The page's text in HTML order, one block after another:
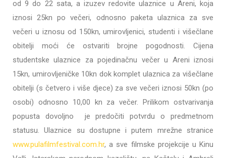
od 9 do 22 sata, a izuzev redovite ulaznice u Areni, koja
iznosi 25kn po večeri, odnosno paketa ulaznica za sve
večeri u iznosu od 150kn, umirovljenici, studenti i višečlane
obitelji moći će ostvariti brojne pogodnosti. Cijena
studentske ulaznice za pojedinačnu večer u Areni iznosi
15kn, umirovljeničke 10kn dok komplet ulaznica za višečlane
obitelji (s četvero i više djece) za sve večeri iznosi 50kn (po
osobi) odnosno 10,00 kn za večer. Prilikom ostvarivanja
popusta dovoljno je predočiti potvrdu o predmetnom
statusu. Ulaznice su dostupne i putem mrežne stranice
www.pulafilmfestival.com.hr, a sve filmske projekcije u Kinu